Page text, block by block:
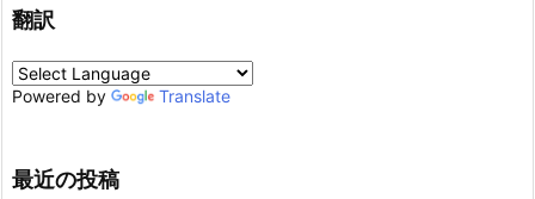
翻訳
Powered by Translate
最近の投稿